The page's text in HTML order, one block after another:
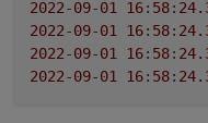
2022-09-01 16: 58:
2022-09-01 16: 58:
2022-09-01 16: 58:
2022-09-01 16: 58: